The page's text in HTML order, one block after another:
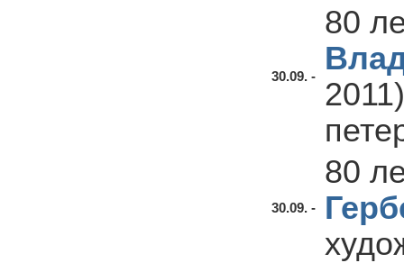
30.09. -
80
30.09. -
80